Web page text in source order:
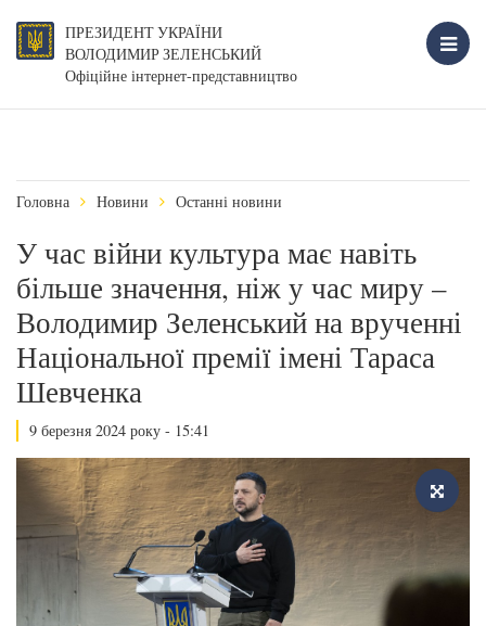
ПРЕЗИДЕНТ УКРАЇНИ
ВОЛОДИМИР ЗЕЛЕНСЬКИЙ
Офіційне інтернет-представництво
Головна Новини Останні новини
У час війни культура має навіть
більше значення, ніж у час миру –
Володимир Зеленський на врученні
Національної премії імені Тараса
Шевченка
9 березня 2024 року - 15:41